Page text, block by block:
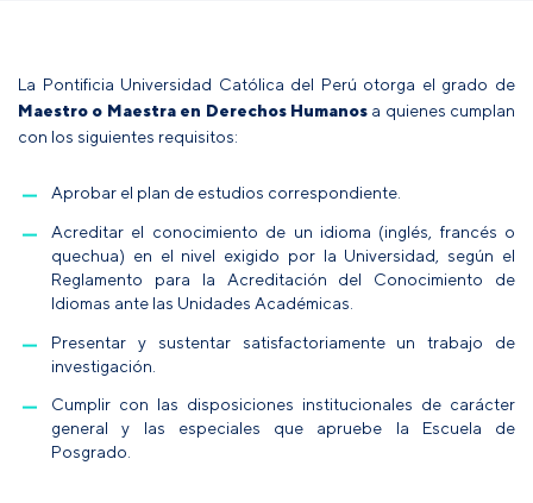
La Pontificia Universidad Católica del Perú otorga el grado de
Maestro o Maestraen Derechos Humanosa quienes cumplan
con los siguientes requisitos:
Aprobar el plan de estudios correspondiente.
Acreditar el conocimiento de un idioma (inglés, francés o
quechua) en el nivel exigido por la Universidad, según el
Reglamento para la Acreditación del Conocimiento de
Idiomas ante las Unidades Académicas.
Presentar y sustentar satisfactoriamente un trabajo de
investigación.
Cumplir con las disposiciones institucionales de carácter
general y las especiales que apruebe la Escuela de
Posgrado.